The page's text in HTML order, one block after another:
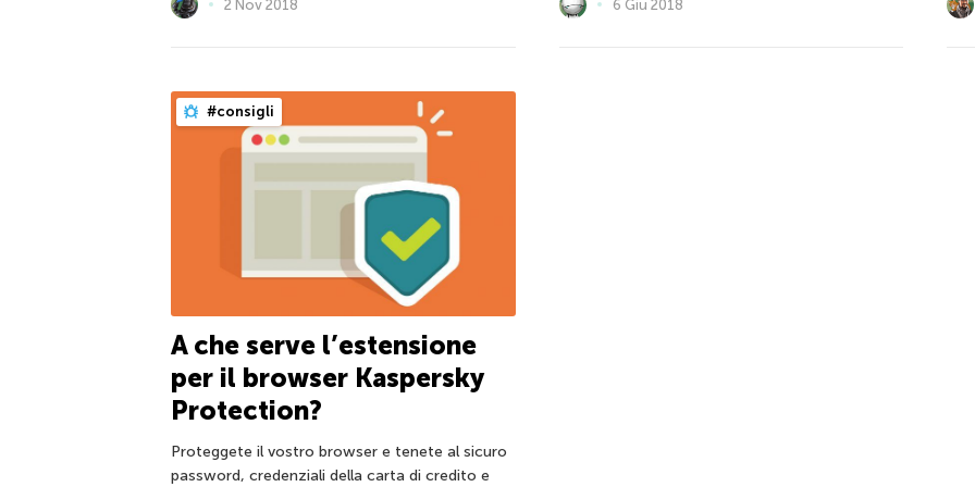
2 Nov 2018 6 Giu 2018
#consigli
A che serve l’estensione
per il browser Kaspersky
Protection?
Proteggete il vostro browser e tenete al sicuro
password, credenziali della carta di credito e